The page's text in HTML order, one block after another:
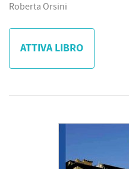
Roberta Orsini
ATTIVA LIBRO